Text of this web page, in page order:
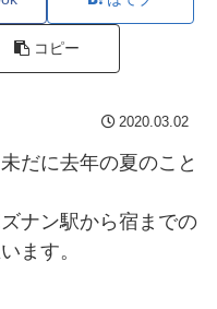
コピー
2020.03.02
だに去年の夏のこと
ナン駅から宿までの
ます。